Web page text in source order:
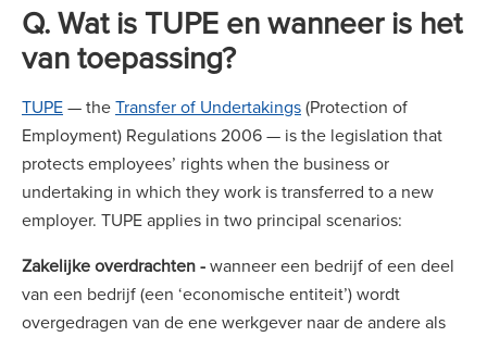
Q. Wat is TUPE en wanneer is het
van toepassing?
TUPE— theTransfer of Undertakings(Protection of
Employment) Regulations 2006 — is the legislation that
protects employees’ rights when the business or
undertaking in which they work is transferred to a new
employer. TUPE applies in two principal scenarios:
Zakelijke overdrachten -wanneer een bedrijf of een deel
van een bedrijf (een ‘economische entiteit’) wordt
overgedragen van de ene werkgever naar de andere als